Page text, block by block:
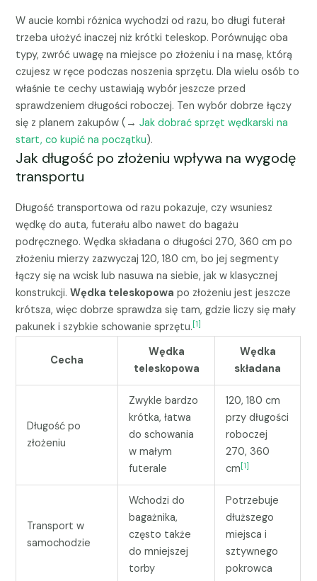
W aucie kombi różnica wychodzi od razu, bo długi futerał
trzeba ułożyć inaczej niż krótki teleskop. Porównując oba
typy, zwróć uwagę na miejsce po złożeniu i na masę, którą
czujesz w ręce podczas noszenia sprzętu. Dla wielu osób to
właśnie te cechy ustawiają wybór jeszcze przed
sprawdzeniem długości roboczej. Ten wybór dobrze łączy
się z planem zakupów (→Jak dobrać sprzęt wędkarski na
start, co kupić na początku).
Jak długość po złożeniu wpływa na wygodę
transportu
Długość transportowa od razu pokazuje, czy wsuniesz
wędkę do auta, futerału albo nawet do bagażu
podręcznego. Wędka składana o długości 270, 360 cm po
złożeniu mierzy zazwyczaj 120, 180 cm, bo jej segmenty
łączy się na wcisk lub nasuwa na siebie, jak w klasycznej
konstrukcji.Wędka teleskopowa po złożeniu jest jeszcze
krótsza, więc dobrze sprawdza się tam, gdzie liczy się mały
pakunek i szybkie schowanie sprzętu.[1]
Cecha
Wędka
teleskopowa
Wędka
składana
Długość po
złożeniu
Zwykle bardzo
krótka, łatwa
do schowania
w małym
futerale
120, 180 cm
przy długości
roboczej
270, 360
cm[1]
Transport w
samochodzie
Wchodzi do
bagażnika,
często także
do mniejszej
torby
Potrzebuje
dłuższego
miejsca i
sztywnego
pokrowca